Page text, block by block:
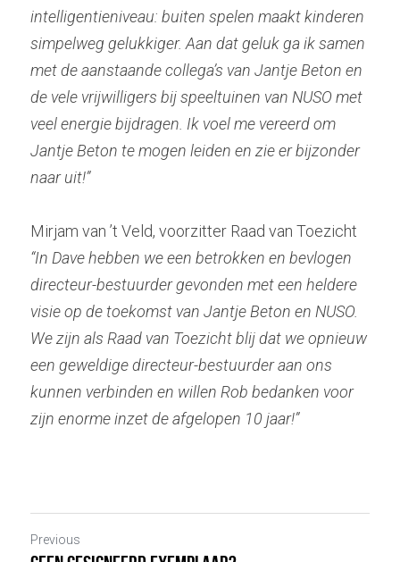
intelligentieniveau: buiten spelen maakt kinderen
simpelweg gelukkiger. Aan dat geluk ga ik samen
met de aanstaande collega’s van Jantje Beton en
de vele vrijwilligers bij speeltuinen van NUSO met
veel energie bijdragen. Ik voel me vereerd om
Jantje Beton te mogen leiden en zie er bijzonder
naar uit!”
Mirjam van ’t Veld, voorzitter Raad van Toezicht
“In Dave hebben we een betrokken en bevlogen
directeur-bestuurder gevonden met een heldere
visie op de toekomst van Jantje Beton en NUSO.
We zijn als Raad van Toezicht blij dat we opnieuw
een geweldige directeur-bestuurder aan ons
kunnen verbinden en willen Rob bedanken voor
zijn enorme inzet de afgelopen 10 jaar!”
Previous